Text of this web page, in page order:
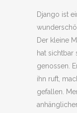
Django ist
Der kleine
hat sichtbar
genossen.
ihn ruft,
gefallen.